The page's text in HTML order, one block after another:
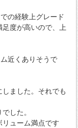
の経験上グレード
度が高いので、上
近くありそうで
ました。それでも
した。
ューム満点です